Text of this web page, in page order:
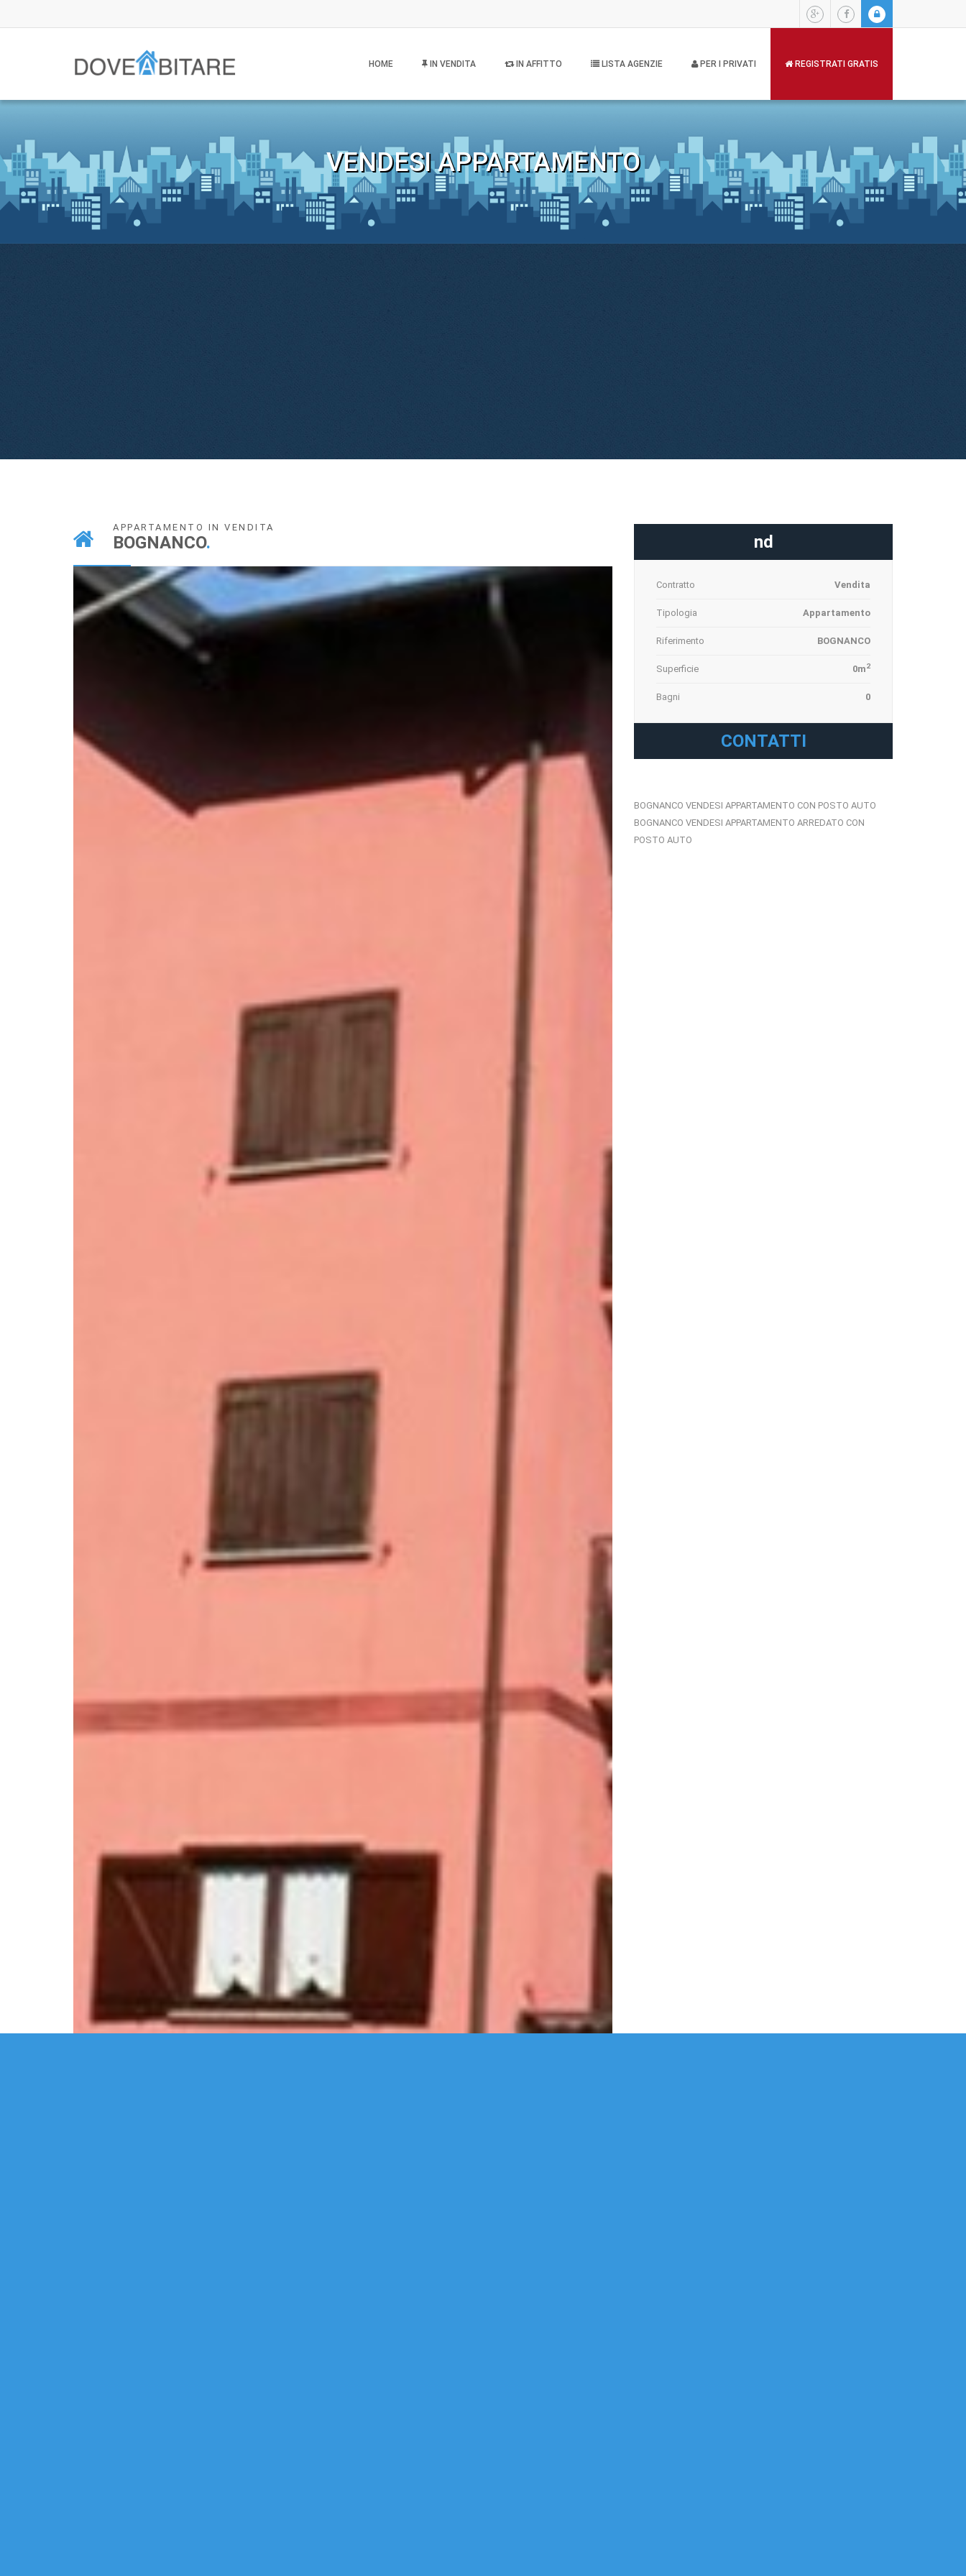
HOME IN VENDITA IN AFFITTO LISTA AGENZIE PER I PRIVATI REGISTRATI GRATIS
VENDESI APPARTAMENTO
APPARTAMENTO IN VENDITA
BOGNANCO. nd
Contratto Vendita
Tipologia Appartamento
Riferimento BOGNANCO
Superficie 0m2
Bagni 0
CONTATTI
BOGNANCO VENDESI APPARTAMENTO CON POSTO AUTO
BOGNANCO VENDESI APPARTAMENTO ARREDATO CON
POSTO AUTO